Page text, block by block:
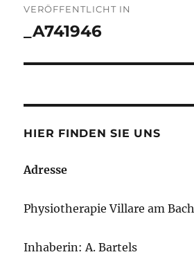
Navigation
VERÖFFENTLICHT IN
_A741946
HIER FINDEN SIE UNS
Adresse
Physiotherapie Villare am Bach
Inhaberin: A. Bartels